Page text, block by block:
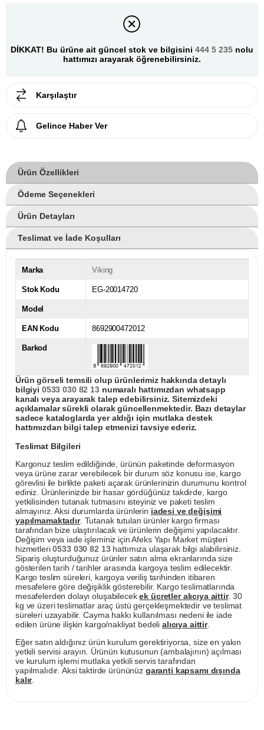
DİKKAT! Bu ürüne ait güncel stok ve bilgisini 444 5 235 nolu
hattımızı arayarak öğrenebilirsiniz.
Karşılaştır
Gelince Haber Ver
Ürün Özellikleri
Ödeme Seçenekleri
Ürün Detayları
Teslimat ve İade Koşulları
Marka Viking
Stok Kodu EG-20014720
Model
EAN Kodu 8692900472012
Barkod
Ürün görseli temsili olup ürünlerimiz hakkında detaylı
bilgiyi 0533 030 82 13numaralı hattımızdan whatsapp
kanalı veya arayarak talep edebilirsiniz. Sitemizdeki
açıklamalar sürekli olarak güncellenmektedir. Bazı detaylar
sadece kataloglarda yer aldığı için mutlaka destek
hattımızdan bilgi talep etmenizi tavsiye ederiz.
Teslimat Bilgileri
Kargonuz teslim edildiğinde, ürünün paketinde deformasyon
veya ürüne zarar verebilecek bir durum söz konusu ise, kargo
görevlisi ile birlikte paketi açarak ürünlerinizin durumunu kontrol
ediniz. Ürünlerinizde bir hasar gördüğünüz takdirde, kargo
yetkilisinden tutanak tutmasını isteyiniz ve paketi teslim
almayınız. Aksi durumlarda ürünlerin iadesi ve değişimi
yapılmamaktadır. Tutanak tutulan ürünler kargo firması
tarafından bize ulaştırılacak ve ürünlerin değişimi yapılacaktır.
Değişim veya iade işleminiz için Afeks Yapı Market müşteri
hizmetleri0533 030 82 13hattımıza ulaşarak bilgi alabilirsiniz.
Sipariş oluşturduğunuz ürünler satın alma ekranlarında size
gösterilen tarih / tarihler arasında kargoya teslim edilecektir.
Kargo teslim süreleri, kargoya veriliş tarihinden itibaren
mesafelere göre değişiklik gösterebilir. Kargo teslimatlarında
mesafelerden dolayı oluşabilecekek ücretler alıcıya aittir. 30
kg ve üzeri teslimatlar araç üstü gerçekleşmektedir ve teslimat
süreleri uzayabilir. Cayma hakkı kullanılması nedeni ile iade
edilen ürüne ilişkin kargo/nakliyat bedeli alıcıya aittir.
Eğer satın aldığınız ürün kurulum gerektiriyorsa, size en yakın
yetkili servisi arayın. Ürünün kutusunun (ambalajının) açılması
ve kurulum işlemi mutlaka yetkili servis tarafından
yapılmalıdır. Aksi taktirde ürününüz garanti kapsamı dışında
kalır.